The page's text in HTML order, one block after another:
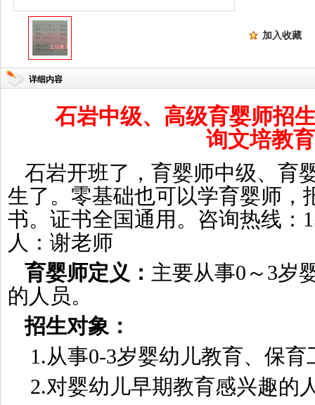
加入收藏
详细内容
石岩中级、高级育婴师招
询文培教育
石岩开班了，育婴师中级、育
生了。零基础也可以学育婴师，
书。证书全国通用。咨询热线：
人：谢老师
育婴师定义： 主要从事0～3岁
的人员。
招生对象：
1.从事0-3岁婴幼儿教育、保
2.对婴幼儿早期教育感兴趣的